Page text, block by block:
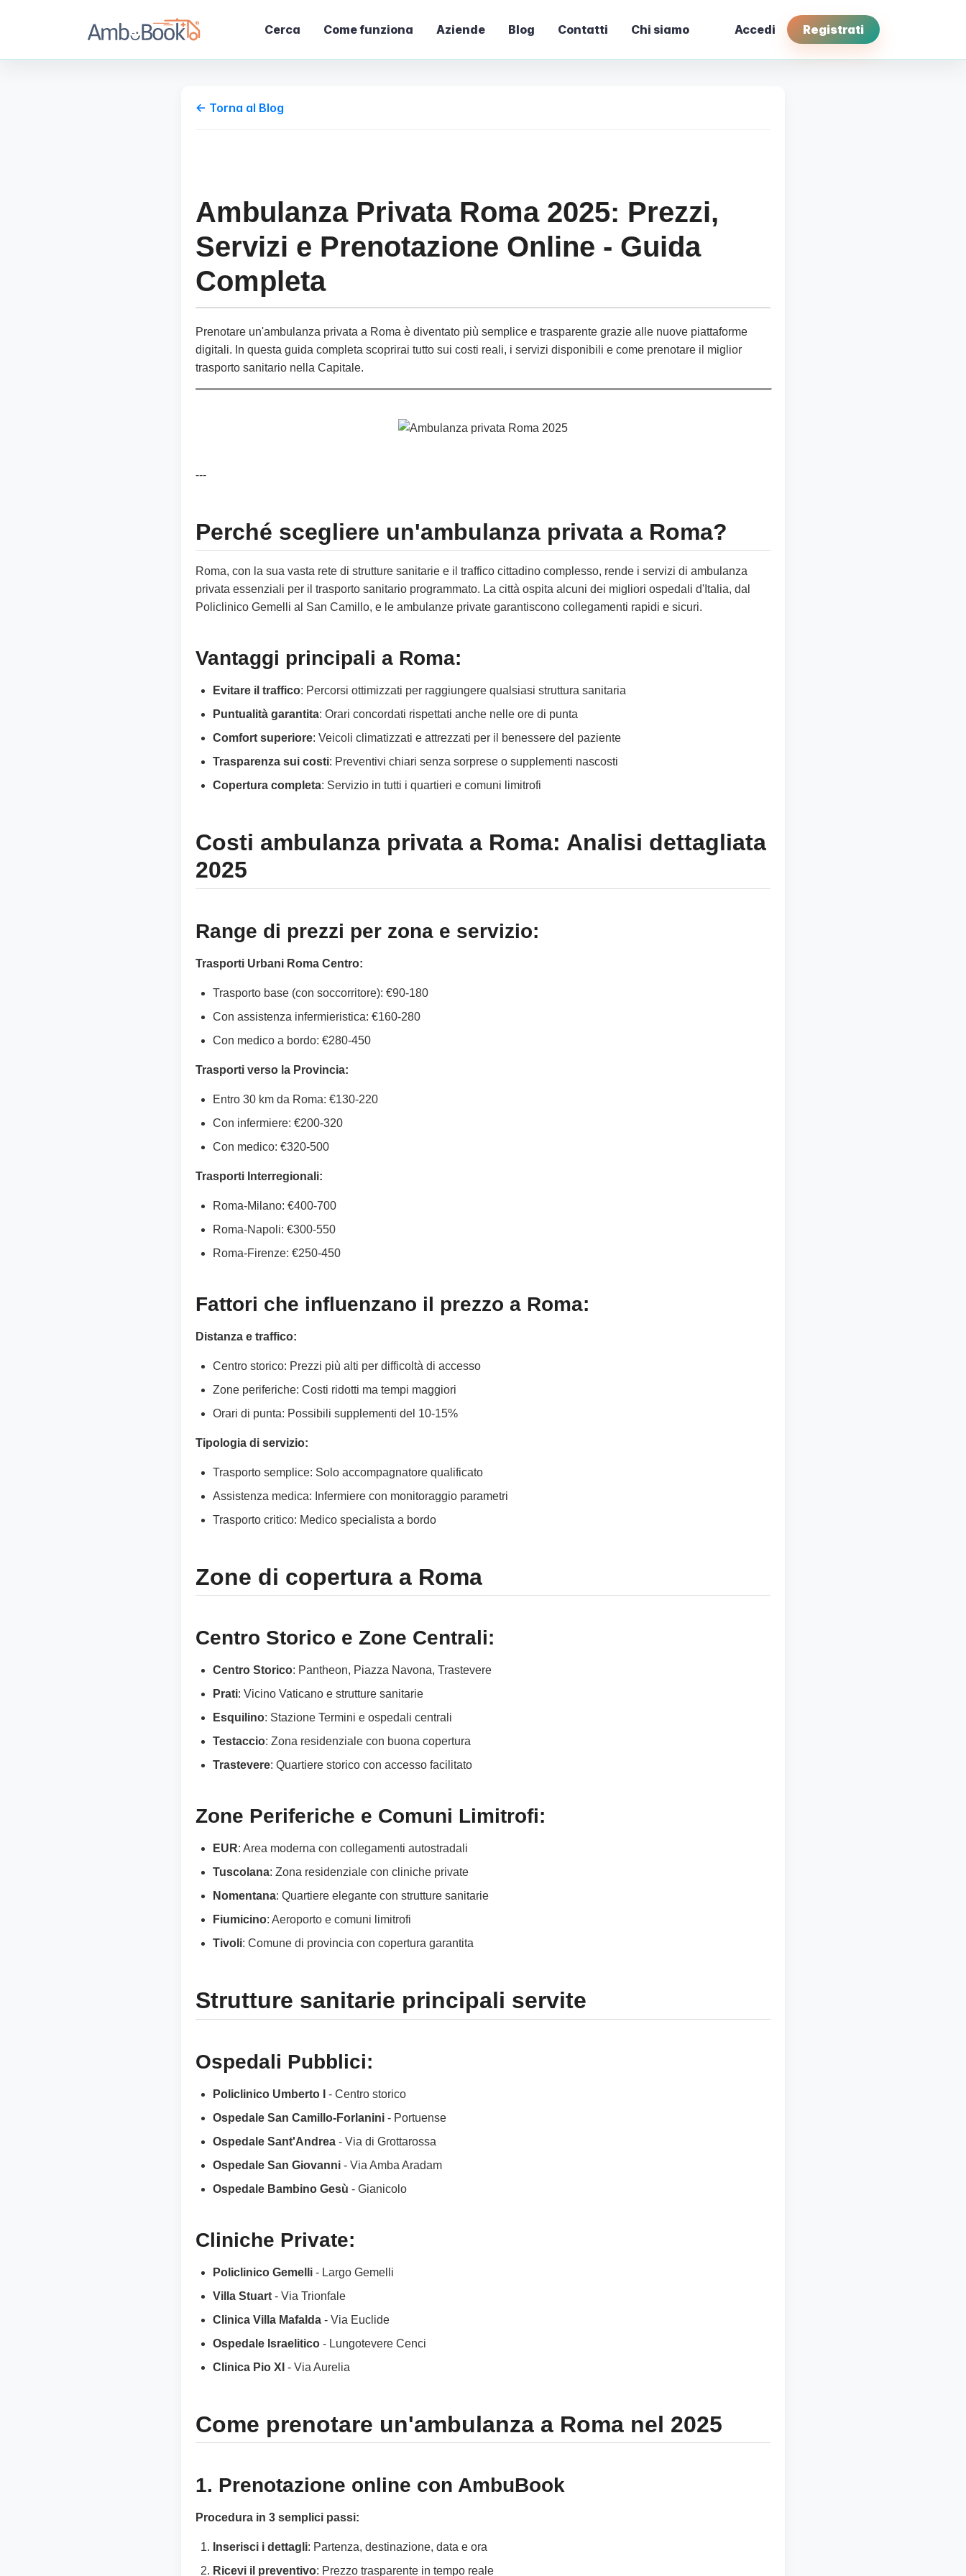
Cerca Come funziona Aziende Blog Contatti Chi siamo Accedi Registrati
← Torna al Blog
Ambulanza Privata Roma 2025: Prezzi,
Servizi e Prenotazione Online - Guida
Completa
Prenotare un'ambulanza privata a Roma è diventato più semplice e trasparente grazie alle nuove piattaforme
digitali. In questa guida completa scoprirai tutto sui costi reali, i servizi disponibili e come prenotare il miglior
trasporto sanitario nella Capitale.
---
Perché scegliere un'ambulanza privata a Roma?
Roma, con la sua vasta rete di strutture sanitarie e il traffico cittadino complesso, rende i servizi di ambulanza
privata essenziali per il trasporto sanitario programmato. La città ospita alcuni dei migliori ospedali d'Italia, dal
Policlinico Gemelli al San Camillo, e le ambulanze private garantiscono collegamenti rapidi e sicuri.
Vantaggi principali a Roma:
Evitare il traffico: Percorsi ottimizzati per raggiungere qualsiasi struttura sanitaria
Puntualità garantita: Orari concordati rispettati anche nelle ore di punta
Comfort superiore: Veicoli climatizzati e attrezzati per il benessere del paziente
Trasparenza sui costi: Preventivi chiari senza sorprese o supplementi nascosti
Copertura completa: Servizio in tutti i quartieri e comuni limitrofi
Costi ambulanza privata a Roma: Analisi dettagliata
2025
Range di prezzi per zona e servizio:
Trasporti Urbani Roma Centro:
Trasporto base (con soccorritore): €90-180
Con assistenza infermieristica: €160-280
Con medico a bordo: €280-450
Trasporti verso la Provincia:
Entro 30 km da Roma: €130-220
Con infermiere: €200-320
Con medico: €320-500
Trasporti Interregionali:
Roma-Milano: €400-700
Roma-Napoli: €300-550
Roma-Firenze: €250-450
Fattori che influenzano il prezzo a Roma:
Distanza e traffico:
Centro storico: Prezzi più alti per difficoltà di accesso
Zone periferiche: Costi ridotti ma tempi maggiori
Orari di punta: Possibili supplementi del 10-15%
Tipologia di servizio:
Trasporto semplice: Solo accompagnatore qualificato
Assistenza medica: Infermiere con monitoraggio parametri
Trasporto critico: Medico specialista a bordo
Zone di copertura a Roma
Centro Storico e Zone Centrali:
Centro Storico: Pantheon, Piazza Navona, Trastevere
Prati: Vicino Vaticano e strutture sanitarie
Esquilino: Stazione Termini e ospedali centrali
Testaccio: Zona residenziale con buona copertura
Trastevere: Quartiere storico con accesso facilitato
Zone Periferiche e Comuni Limitrofi:
EUR: Area moderna con collegamenti autostradali
Tuscolana: Zona residenziale con cliniche private
Nomentana: Quartiere elegante con strutture sanitarie
Fiumicino: Aeroporto e comuni limitrofi
Tivoli: Comune di provincia con copertura garantita
Strutture sanitarie principali servite
Ospedali Pubblici:
Policlinico Umberto I
- Centro storico
Ospedale San Camillo-Forlanini - Portuense
Ospedale Sant'Andrea - Via di Grottarossa
Ospedale San Giovanni - Via Amba Aradam
Ospedale Bambino Gesù - Gianicolo
Cliniche Private:
Policlinico Gemelli - Largo Gemelli
Villa Stuart - Via Trionfale
Clinica Villa Mafalda - Via Euclide
Ospedale Israelitico - Lungotevere Cenci
Clinica Pio XI - Via Aurelia
Come prenotare un'ambulanza a Roma nel 2025
1. Prenotazione online con AmbuBook
Procedura in 3 semplici passi:
Inserisci i dettagli: Partenza, destinazione, data e ora
Ricevi il preventivo: Prezzo trasparente in tempo reale